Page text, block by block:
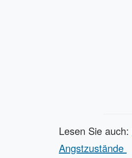
Lesen Sie auch:
Angstzustände